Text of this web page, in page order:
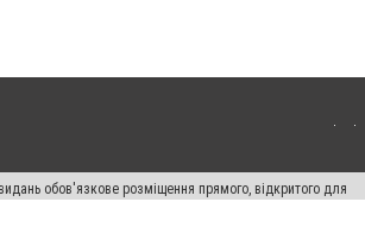
обов'язкове розміщення прямого, відкритого для